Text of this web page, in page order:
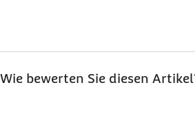
Wie bewerten Sie diesen